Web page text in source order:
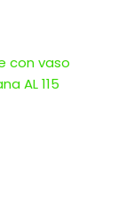
con vaso
AL 115